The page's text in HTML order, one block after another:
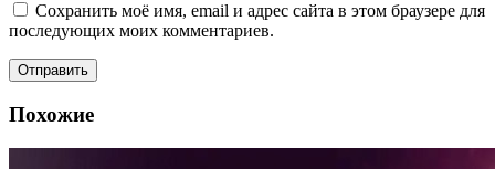
Сохранить моё имя, email и адрес сайта в этом браузере для
последующих моих комментариев.
Похожие